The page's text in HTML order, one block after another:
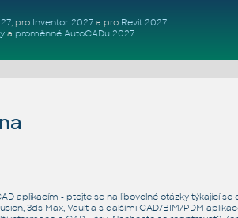
, pro Inventor 2027a pro Revit 2027.
a proměnné AutoCADu 2027.
aplikacím - ptejte se na libovolné otázky týkající
3ds Max, Vault a s dalšími CAD/BIM/PDM